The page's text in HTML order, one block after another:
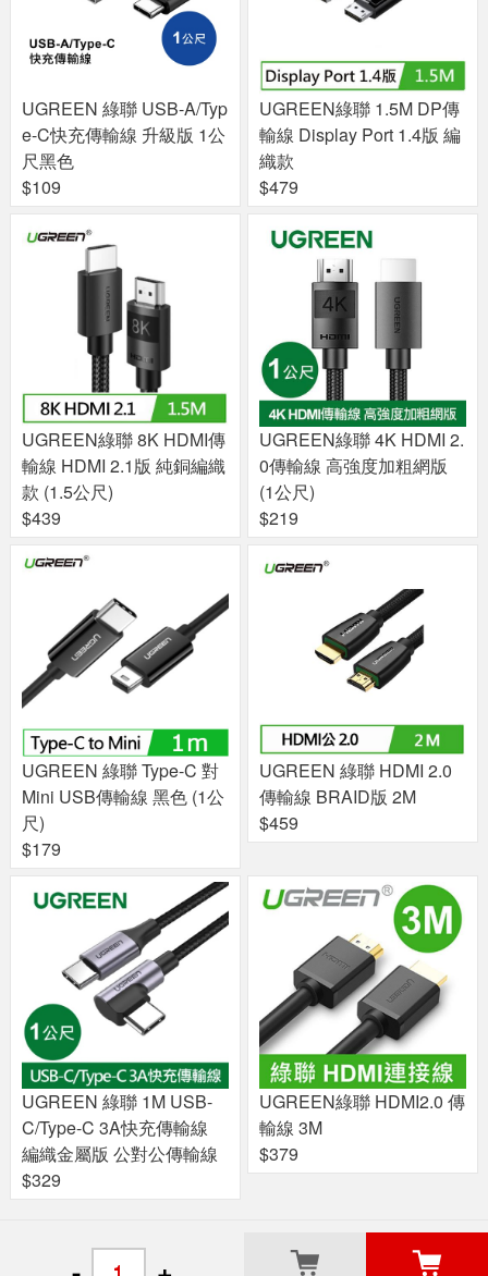
UGREEN 綠聯 USB-A/Typ
e-C快充傳輸線 升級版 1公
尺黑色
$109
UGREEN綠聯 1.5M DP傳
輸線 Display Port 1.4版 編
織款
$479
UGREEN綠聯 8K HDMI傳
輸線 HDMI 2.1版 純銅編織
款 (1.5公尺)
$439
UGREEN綠聯 4K HDMI 2.
0傳輸線 高強度加粗網版
(1公尺)
$219
UGREEN 綠聯 Type-C 對
Mini USB傳輸線 黑色 (1公
尺)
$179
UGREEN 綠聯 HDMI 2.0
傳輸線 BRAID版 2M
$459
UGREEN 綠聯 1M USB-
C/Type-C 3A快充傳輸線
編織金屬版 公對公傳輸線
$329
UGREEN綠聯 HDMI2.0 傳
輸線 3M
$379
關於良興